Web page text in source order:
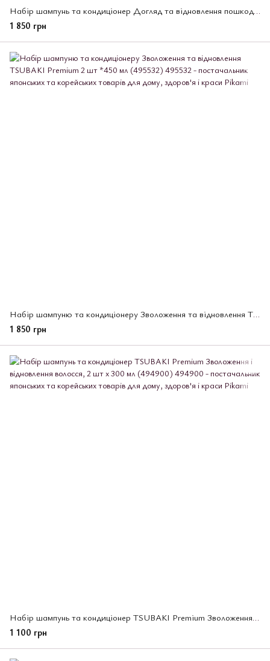
Набір шампунь та кондиціонер Догляд та відновлення пошкодженого волосся, TSUBAKI Premium ЕХ 2х400мл, (495556)
1 850 грн
Набір шампуню та кондиціонеру Зволоження та відновлення TSUBAKI Premium 2 шт *450 мл (495532)
1 850 грн
Набір шампунь та кондиціонер TSUBAKI Premium Зволоження і відновлення волосся, 2 шт х 300 мл (494900)
1 100 грн